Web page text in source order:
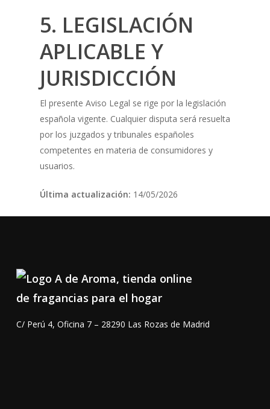
5. LEGISLACIÓN
APLICABLE Y
JURISDICCIÓN
El presente Aviso Legal se rige por la legislación
española vigente. Cualquier disputa será resuelta
por los juzgados y tribunales españoles
competentes en materia de consumidores y
usuarios.
Última actualización: 14/05/2026
C/ Perú 4, Oficina 7 – 28290 Las Rozas de Madrid